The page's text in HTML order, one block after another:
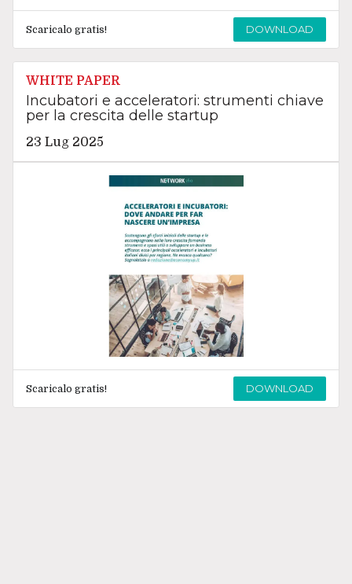
Scaricalo gratis! DOWNLOAD
WHITE PAPER
Incubatori e acceleratori: strumenti chiave
per la crescita delle startup
23 Lug 2025
Scaricalo gratis! DOWNLOAD